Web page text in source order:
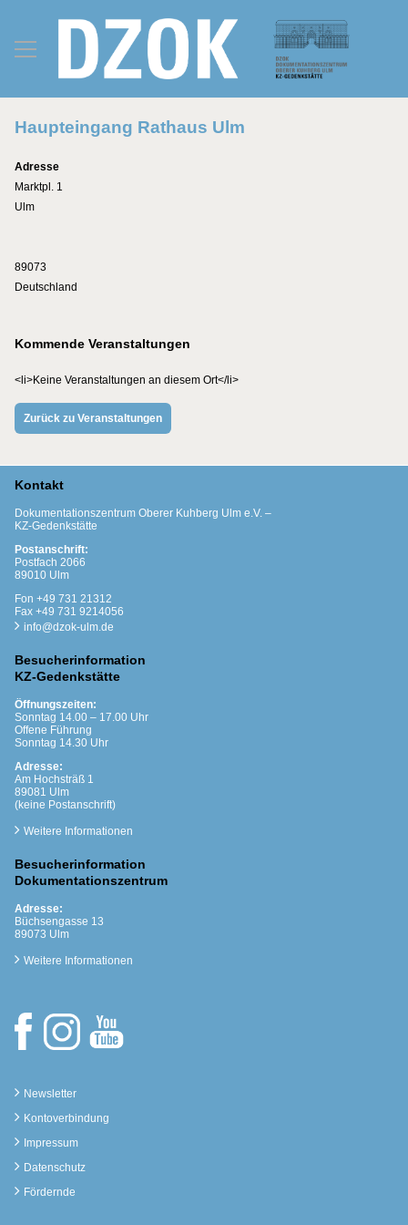
Haupteingang Rathaus Ulm
Adresse
Marktpl. 1
Ulm
89073
Deutschland
Kommende Veranstaltungen
<li>Keine Veranstaltungen an diesem Ort</li>
Zurück zu Veranstaltungen
Kontakt
Dokumentationszentrum Oberer Kuhberg Ulm e.V. –
KZ-Gedenkstätte
Postanschrift:
Postfach 2066
89010 Ulm
Fon +49 731 21312
Fax +49 731 9214056
info@dzok-ulm.de
Besucherinformation
KZ-Gedenkstätte
Öffnungszeiten:
Sonntag 14.00 – 17.00 Uhr
Offene Führung
Sonntag 14.30 Uhr
Adresse:
Am Hochsträß 1
89081 Ulm
(keine Postanschrift)
Weitere Informationen
Besucherinformation
Dokumentationszentrum
Adresse:
Büchsengasse 13
89073 Ulm
Weitere Informationen
Newsletter
Kontoverbindung
Impressum
Datenschutz
Fördernde